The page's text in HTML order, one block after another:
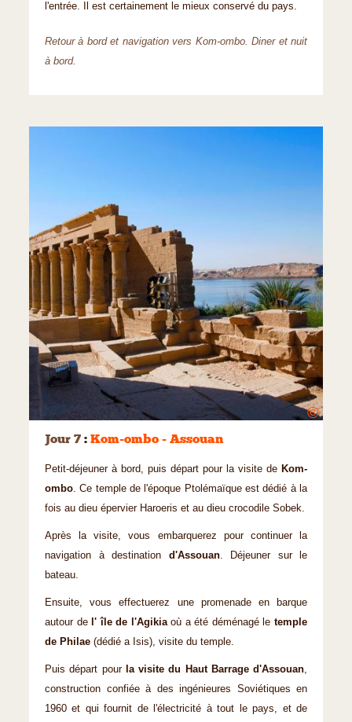
l'entrée. Il est certainement le mieux conservé du pays.
Retour à bord et navigation vers Kom-ombo. Diner et nuit
à bord.
©
Jour 7 : Kom-ombo - Assouan
Petit-déjeuner à bord, puis départ pour la visite de Kom-
ombo. Ce temple de l'époque Ptolémaïque est dédié à la
fois au dieu épervier Haroeris et au dieu crocodile Sobek.
Après la visite, vous embarquerez pour continuer la
navigation à destination d'Assouan. Déjeuner sur le
bateau.
Ensuite, vous effectuerez une promenade en barque
autour del' île de l'Agikiaoù a été déménagé letemple
de Philae (dédié a Isis), visite du temple.
Puis départ pour la visite du Haut Barrage d'Assouan,
construction confiée à des ingénieures Soviétiques en
1960 et qui fournit de l'électricité à tout le pays, et de